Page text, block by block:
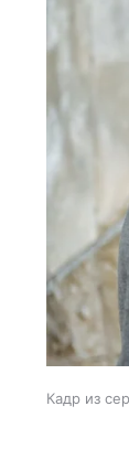
Кадр из